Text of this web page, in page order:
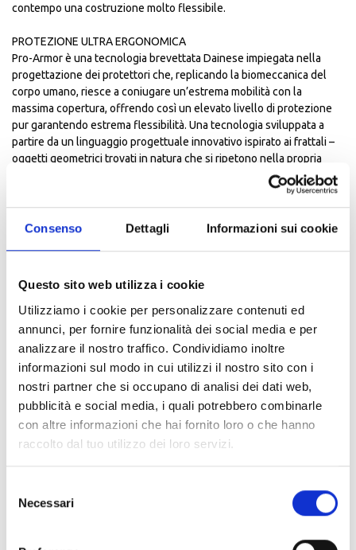
Consenso Dettagli Informazioni sui cookie
Questo sito web utilizza i cookie
Utilizziamo i cookie per personalizzare contenuti ed
annunci, per fornire funzionalità dei social media e per
analizzare il nostro traffico. Condividiamo inoltre
informazioni sul modo in cui utilizzi il nostro sito con i
nostri partner che si occupano di analisi dei dati web,
pubblicità e social media, i quali potrebbero combinarle
con altre informazioni che hai fornito loro o che hanno
raccolto dal tuo utilizzo dei loro servizi.
delNecessari
contempo una costruzione molto flessibile.
PROTEZIONE ULTRA ERGONOMICA​
Pro-Armor è una tecnologia brevettata Dainese impiegata nella
progettazione dei protettori che, replicando la biomeccanica del
corpo umano, riesce a coniugare un’estrema mobilità con la
massima copertura, offrendo così un elevato livello di protezione
pur garantendo estrema flessibilità. Una tecnologia sviluppata a
partire da un linguaggio progettuale innovativo ispirato ai frattali –
oggetti geometrici trovati in natura che si ripetono nella propria
ISOLAMENTO TERMICO IN SELLA E NON SOLO​
L’imbottitura termica, grazie all’elevato potere isolante, permette di
questo alterare le proprietà termiche dei capi e la sensazione di
comfort durante la guida.
COSTRUZIONE A TRE STRATI IDEALE IN QUALSIASI CONDIZIONE​
versatile, in tutte le stagioni. La fodera impermeabile rimovibile e lo
strato termico proteggono il motociclista dalle temperature rigide,
mentre gli ampi fori di ventilazione sullo strato esterno sono ideali
con climi più caldi.
delle zone di ventilazione sul retro, consentendo così di aumentare
l’afflusso di aria al corpo quando necessario.